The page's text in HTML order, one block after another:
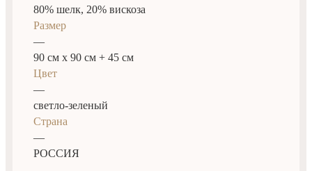
80% шелк, 20% вискоза
Размер
—
90 см х 90 см + 45 см
Цвет
—
светло-зеленый
Страна
—
РОССИЯ